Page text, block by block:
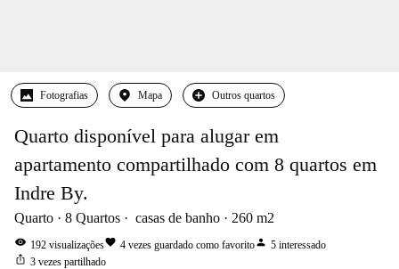
Fotografias Mapa Outros quartos
Quarto disponível para alugar em
apartamento compartilhado com 8 quartos em
Indre By.
Quarto 8 Quartos casas de banho 260 m2
visibility 192 visualizaçõesfavorite 4 vezes guardado como favoritoperson 5 interessado
ios_share 3 vezes partilhado